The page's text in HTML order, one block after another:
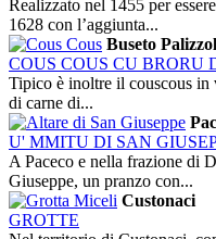
Realizzato nel 1455 per
1628 con l’aggiunta...
Buseto
COUS COUS CU BRORU
Tipico è inoltre il couscous in
di carne di...
U' MMITU DI SAN
A Paceco e nella frazione di
Giuseppe, un pranzo con...
Custonaci
GROTTE